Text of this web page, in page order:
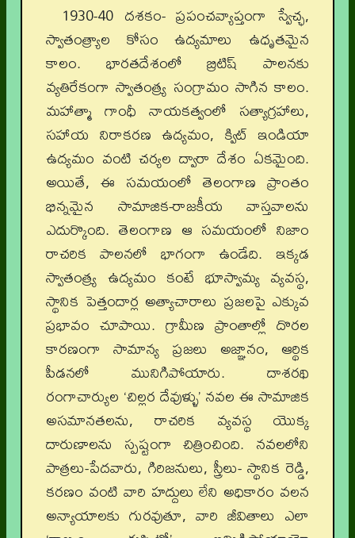
1930-40 దశకం- ప్రపంచవ్యాప్తంగా స్వేచ్ఛ,
స్వాతంత్ర్యాల కోసం ఉద్యమాలు ఉధృతమైన
కాలం. భారతదేశంలో బ్రిటిష్ పాలనకు
వ్యతిరేకంగా స్వాతంత్ర్య సంగ్రామం సాగిన కాలం.
మహాత్మా గాంధీ నాయకత్వంలో సత్యాగ్రహాలు,
సహాయ నిరాకరణ ఉద్యమం, క్విట్ ఇండియా
ఉద్యమం వంటి చర్యల ద్వారా దేశం ఏకమైంది.
అయితే, ఈ సమయంలో తెలంగాణ ప్రాంతం
భిన్నమైన సామాజిక-రాజకీయ వాస్తవాలను
ఎదుర్కొంది. తెలంగాణ ఆ సమయంలో నిజాం
రాచరిక పాలనలో భాగంగా ఉండేది. ఇక్కడ
స్వాతంత్ర్య ఉద్యమం కంటే భూస్వామ్య వ్యవస్థ,
స్థానిక పెత్తందార్ల అత్యాచారాలు ప్రజలపై ఎక్కువ
ప్రభావం చూపాయి. గ్రామీణ ప్రాంతాల్లో దొరల
కారణంగా సామాన్య ప్రజలు అజ్ఞానం, ఆర్థిక
పీడనలో మునిగిపోయారు. దాశరథి
రంగాచార్యుల ‘చిల్లర దేవుళ్ళు’ నవల ఈ సామాజిక
అసమానతలను, రాచరిక వ్యవస్థ యొక్క
దారుణాలను స్పష్టంగా చిత్రించింది. నవలలోని
పాత్రలు-పేదవారు, గిరిజనులు, స్త్రీలు- స్థానిక రెడ్డి,
కరణం వంటి వారి హద్దులు లేని అధికారం వలన
అన్యాయాలకు గురవుతూ, వారి జీవితాలు ఎలా